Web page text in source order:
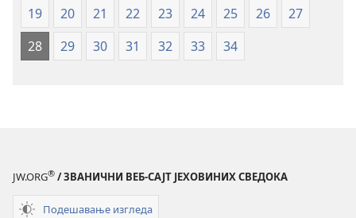
19
20 21 22 23 24 25 26
27
28
29 30 31 32 33 34
JW.ORG® / ЗВАНИЧНИ ВЕБ-САЈТ ЈЕХОВИНИХ СВЕДОКА
Подешавање изгледа